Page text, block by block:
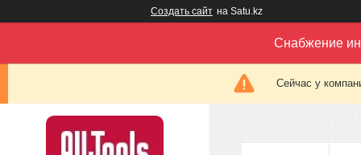
Создать сайт на Satu.kz
Снабжение
Сейчас у